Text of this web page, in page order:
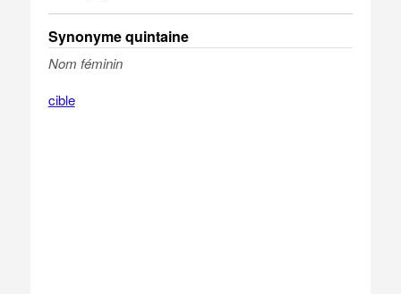
Synonyme quintaine
Nom féminin
cible